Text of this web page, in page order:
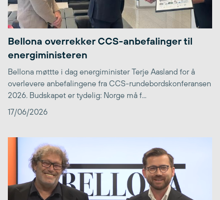
Bellona overrekker CCS-anbefalinger til
energiministeren
Bellona møttte i dag energiminister Terje Aasland for å
overlevere anbefalingene fra CCS-rundebordskonferansen
2026. Budskapet er tydelig: Norge må f...
17/06/2026